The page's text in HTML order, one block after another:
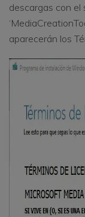
descargas con el
aparecerán los